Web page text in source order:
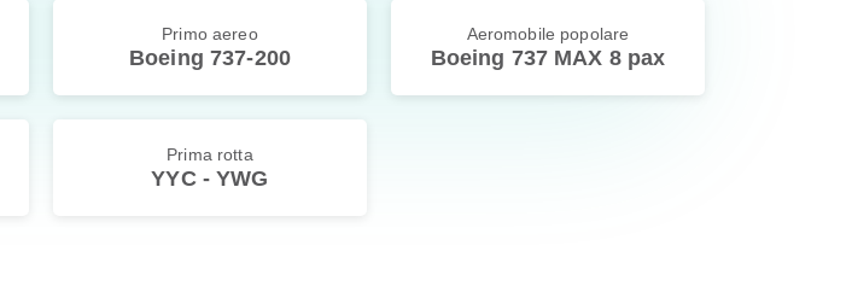
Primo aereo
Boeing 737-200
Aeromobile popolare
Boeing 737 MAX 8 pax
Prima rotta
YYC - YWG